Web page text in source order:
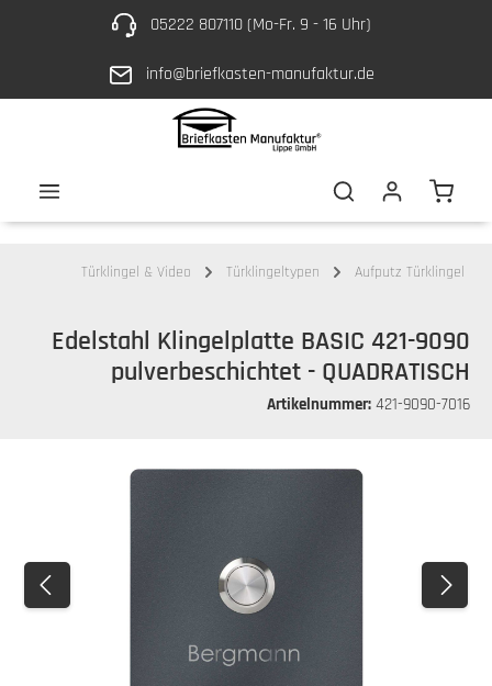
Zum Hauptinhalt springen05222 807110 (Mo-Fr. 9 - 16 Uhr)
info@briefkasten-manufaktur.de
Türklingel & Video Türklingeltypen Aufputz Türklingel
Edelstahl Klingelplatte BASIC 421-9090
pulverbeschichtet - QUADRATISCH
Artikelnummer: 421-9090-7016
Bildergalerie überspringen